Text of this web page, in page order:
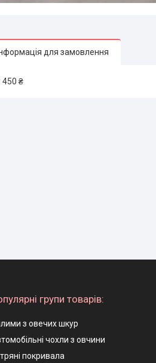
для замовлення
450 ₴
групи товарів:
з овечих шкур
чохли з овчини
покривала